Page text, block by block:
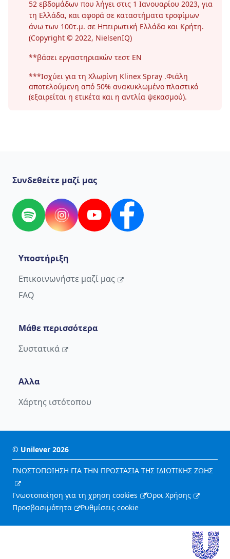
52 εβδομάδων που λήγει στις 1 Ιανουαρίου 2023, για
τη Ελλάδα, και αφορά σε καταστήματα τροφίμων
άνω των 100τ.μ. σε Ηπειρωτική Ελλάδα και Κρήτη.
(Copyright © 2022, NielsenIQ)
**βάσει εργαστηριακών τεστ ΕΝ
***Ισχύει για τη Χλωρίνη Klinex Spray .Φιάλη
αποτελούμενη από 50% ανακυκλωμένο πλαστικό
(εξαιρείται η ετικέτα και η αντλία ψεκασμού).
Συνδεθείτε μαζί μας
Spotify InstagramYouTube Facebook
Υποστήριξη
Επικοινωνήστε μαζί μας
FAQ
Μάθε περισσότερα
Συστατικά
Αλλα
Χάρτης ιστότοπου
© Unilever 2026
ΓΝΩΣΤΟΠΟΙΗΣΗ ΓΙΑ ΤΗΝ ΠΡΟΣΤΑΣΙΑ ΤΗΣ ΙΔΙΩΤΙΚΗΣ ΖΩΗΣ
Γνωστοποίηση για τη χρηση cookies
Όροι Χρήσης
Προσβασιμότητα
Ρυθμίσεις cookie